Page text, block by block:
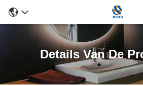
Details Van De